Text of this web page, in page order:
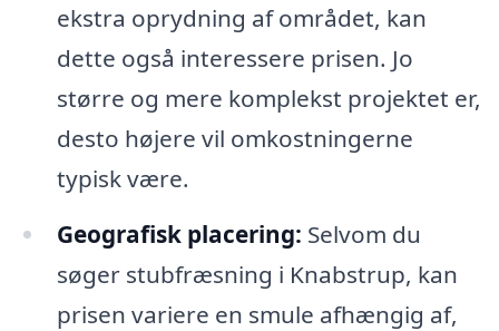
ekstra oprydning af området, kan
dette også interessere prisen. Jo
større og mere komplekst projektet er,
desto højere vil omkostningerne
typisk være.
Geografisk placering: Selvom du
søger stubfræsning i Knabstrup, kan
prisen variere en smule afhængig af,